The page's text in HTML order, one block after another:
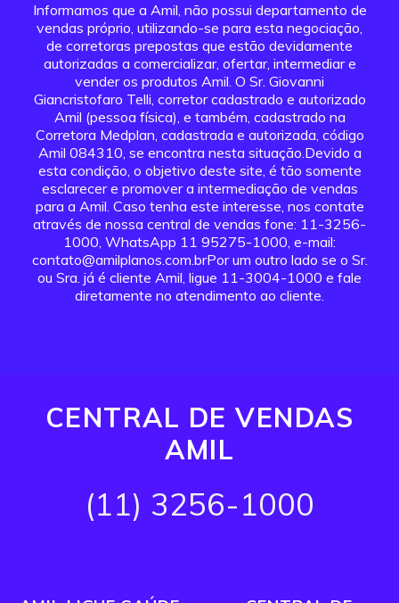
Informamos que a Amil, não possui departamento de
vendas próprio, utilizando-se para esta negociação,
de corretoras prepostas que estão devidamente
autorizadas a comercializar, ofertar, intermediar e
vender os produtos Amil. O Sr. Giovanni
Giancristofaro Telli, corretor cadastrado e autorizado
Amil (pessoa física), e também, cadastrado na
Corretora Medplan, cadastrada e autorizada, código
Amil 084310, se encontra nesta situação.Devido a
esta condição, o objetivo deste site, é tão somente
esclarecer e promover a intermediação de vendas
para a Amil. Caso tenha este interesse, nos contate
através de nossa central de vendas fone: 11-3256-
1000, WhatsApp 11 95275-1000, e-mail:
contato@amilplanos.com.brPor um outro lado se o Sr.
ou Sra. já é cliente Amil, ligue 11-3004-1000 e fale
diretamente no atendimento ao cliente.
CENTRAL DE VENDAS
AMIL
(11) 3256-1000